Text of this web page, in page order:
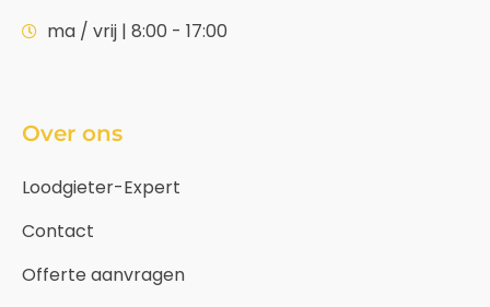
ma / vrij | 8:00 - 17:00
Over ons
Loodgieter-Expert
Contact
Offerte aanvragen